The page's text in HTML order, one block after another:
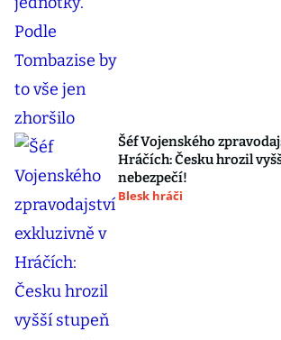
Šéf Vojenského
Hráčích: Česku hrozil
nebezpečí!
Blesk hráči